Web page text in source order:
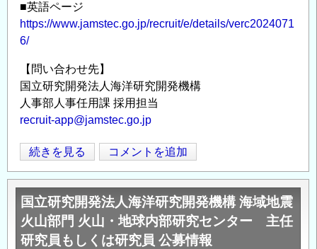
■英語ページ
https://www.jamstec.go.jp/recruit/e/details/verc2024071
6/
【問い合わせ先】
国立研究開発法人海洋研究開発機構
人事部人事任用課 採用担当
recruit-app@jamstec.go.jp
国
立
研
究
開
発
続きを見る コメントを追加
国立研究開発法人海洋研究開発機構 海域地震
火山部門 火山・地球内部研究センター 主任
研究員もしくは研究員 公募情報